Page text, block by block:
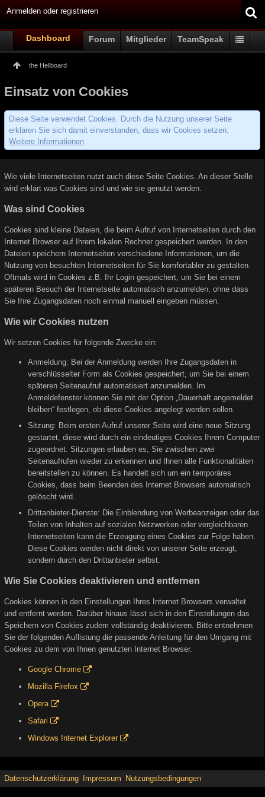
Anmelden oder registrieren
Dashboard Forum Mitglieder TeamSpeak
the Hellboard
Einsatz von Cookies
Diese Seite verwendet Cookies. Durch die Nutzung unserer Seite
erklären Sie sich damit einverstanden, dass wir Cookies setzen.
Weitere Informationen
Wie viele Internetseiten nutzt auch diese Seite Cookies. An dieser Stelle
wird erklärt was Cookies sind und wie sie genutzt werden.
Was sind Cookies
Cookies sind kleine Dateien, die beim Aufruf von Internetseiten durch den
Internet Browser auf Ihrem lokalen Rechner gespeichert werden. In den
Dateien speichern Internetseiten verschiedene Informationen, um die
Nutzung von besuchten Internetseiten für Sie komfortabler zu gestalten.
Oftmals wird in Cookies z.B. Ihr Login gespeichert, um Sie bei einem
späteren Besuch der Internetseite automatisch anzumelden, ohne dass
Sie Ihre Zugangsdaten noch einmal manuell eingeben müssen.
Wie wir Cookies nutzen
Wir setzen Cookies für folgende Zwecke ein:
Anmeldung: Bei der Anmeldung werden Ihre Zugangsdaten in
verschlüsselter Form als Cookies gespeichert, um Sie bei einem
späteren Seitenaufruf automatisiert anzumelden. Im
Anmeldefenster können Sie mit der Option „Dauerhaft angemeldet
bleiben“ festlegen, ob diese Cookies angelegt werden sollen.
Sitzung: Beim ersten Aufruf unserer Seite wird eine neue Sitzung
gestartet, diese wird durch ein eindeutiges Cookies Ihrem Computer
zugeordnet. Sitzungen erlauben es, Sie zwischen zwei
Seitenaufrufen wieder zu erkennen und Ihnen alle Funktionalitäten
bereitstellen zu können. Es handelt sich um ein temporäres
Cookies, dass beim Beenden des Internet Browsers automatisch
gelöscht wird.
Drittanbieter-Dienste: Die Einblendung von Werbeanzeigen oder das
Teilen von Inhalten auf sozialen Netzwerken oder vergleichbaren
Internetseiten kann die Erzeugung eines Cookies zur Folge haben.
Diese Cookies werden nicht direkt von unserer Seite erzeugt,
sondern durch den Drittanbieter selbst.
Wie Sie Cookies deaktivieren und entfernen
Cookies können in den Einstellungen Ihres Internet Browsers verwaltet
und entfernt werden. Darüber hinaus lässt sich in den Einstellungen das
Speichern von Cookies zudem vollständig deaktivieren. Bitte entnehmen
Sie der folgenden Auflistung die passende Anleitung für den Umgang mit
Cookies zu dem von Ihnen genutzten Internet Browser.
Google Chrome
Mozilla Firefox
Opera
Safari
Windows Internet Explorer
Datenschutzerklärung Impressum Nutzungsbedingungen